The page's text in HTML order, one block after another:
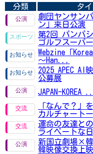
分類 タ
劇団ヤンサン
ン」来日公演
第2回 パンパ
ゴルフスーパ
Webzine「
～Han...
2025 APEC AI
公募展
JAPAN-KOREA
「なんで？」
カルチャート
運命の友達と
ライベートな
新国立劇場×
韓映像交換上